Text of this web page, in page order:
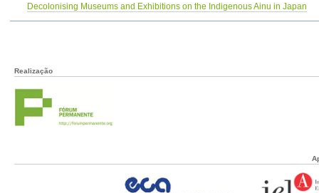
Decolonising Museums and Exhibitions on the Indigenous Ainu in Japan
Realização